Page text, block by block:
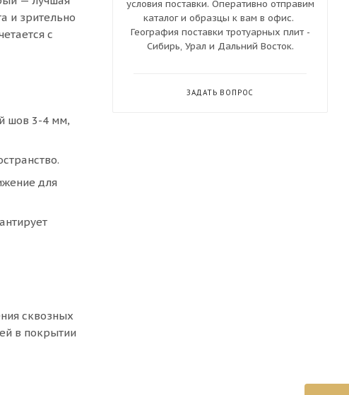
и зрительно
с
шов 3-4 мм,
для
сквозных
в покрытии
условия поставки. Оперативно отправим
каталог и образцы к вам в офис.
География поставки тротуарных плит -
Сибирь, Урал и Дальний Восток.
ЗАДАТЬ ВОПРОС